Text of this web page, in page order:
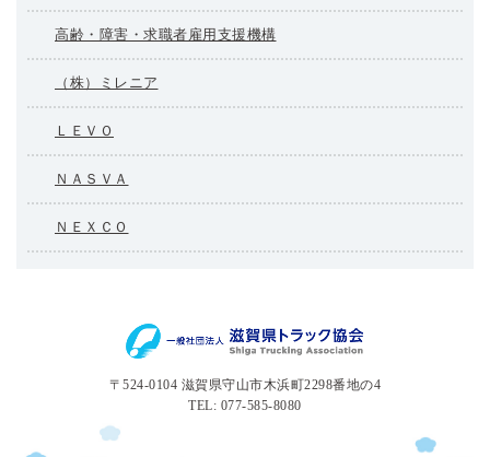
高齢・障害・求職者雇用支援機構
（株）ミレニア
ＬＥＶＯ
ＮＡＳＶＡ
ＮＥＸＣＯ
〒524-0104 滋賀県守山市木浜町2298番地の4
TEL: 077-585-8080